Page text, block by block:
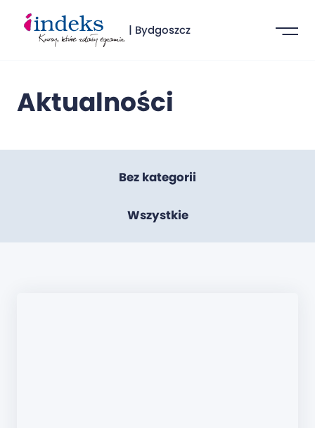
| Bydgoszcz
Aktualności
Bez kategorii
Wszystkie